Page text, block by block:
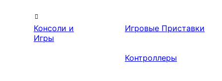
Консоли и
Игры
Игровые Приставки
Контроллеры